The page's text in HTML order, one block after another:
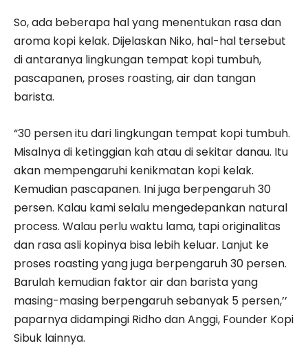
So, ada beberapa hal yang menentukan rasa dan
aroma kopi kelak. Dijelaskan Niko, hal-hal tersebut
di antaranya lingkungan tempat kopi tumbuh,
pascapanen, proses roasting, air dan tangan
barista.
“30 persen itu dari lingkungan tempat kopi tumbuh.
Misalnya di ketinggian kah atau di sekitar danau. Itu
akan mempengaruhi kenikmatan kopi kelak.
Kemudian pascapanen. Ini juga berpengaruh 30
persen. Kalau kami selalu mengedepankan natural
process. Walau perlu waktu lama, tapi originalitas
dan rasa asli kopinya bisa lebih keluar. Lanjut ke
proses roasting yang juga berpengaruh 30 persen.
Barulah kemudian faktor air dan barista yang
masing-masing berpengaruh sebanyak 5 persen,’’
paparnya didampingi Ridho dan Anggi, Founder Kopi
Sibuk lainnya.